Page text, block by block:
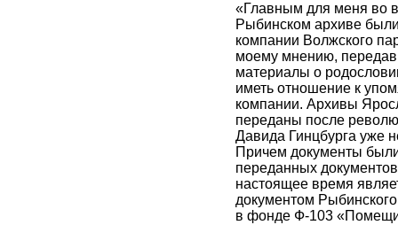
«Главным для меня во
Рыбинском архиве
компании Волжского
моему мнению,
материалы о
иметь отношение к
компании. Архивы
переданы после
Давида Гинцбурга уже
Причем документы
переданных
настоящее время
документом
в фонде Ф-103